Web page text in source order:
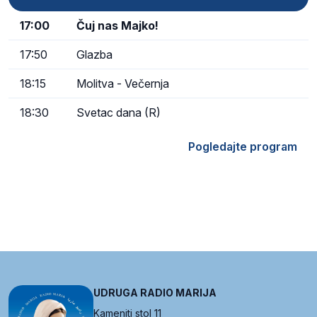
17:00 Čuj nas Majko!
17:50 Glazba
18:15 Molitva - Večernja
18:30 Svetac dana (R)
Pogledajte program
UDRUGA RADIO MARIJA
Kameniti stol 11